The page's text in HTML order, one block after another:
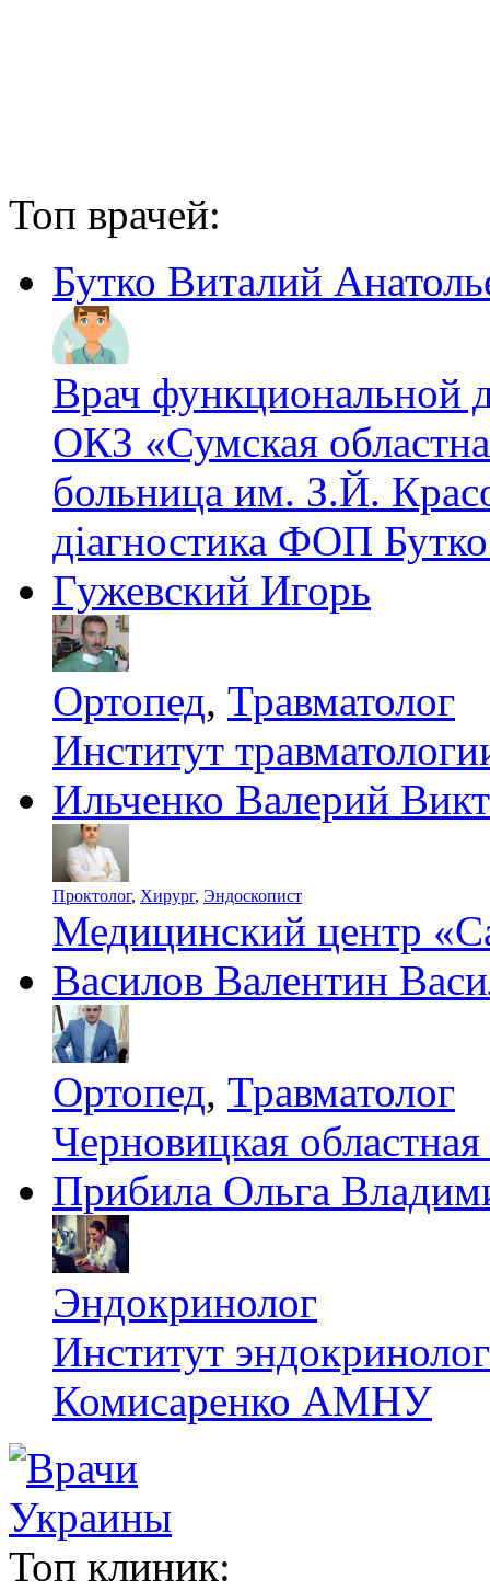
Топ врачей:
Бутко Виталий
Врач функциональной
ОКЗ «Сумская
больница им. З.Й.
діагностика ФОП
Гужевский Игорь
Ортопед, Травматолог
Институт
Ильченко Валерий
Проктолог, Хирург, Эндоскопист
Медицинский центр
Василов Валентин
Ортопед, Травматолог
Черновицкая
Прибила Ольга
Эндокринолог
Институт
Комисаренко АМНУ
Топ клиник: